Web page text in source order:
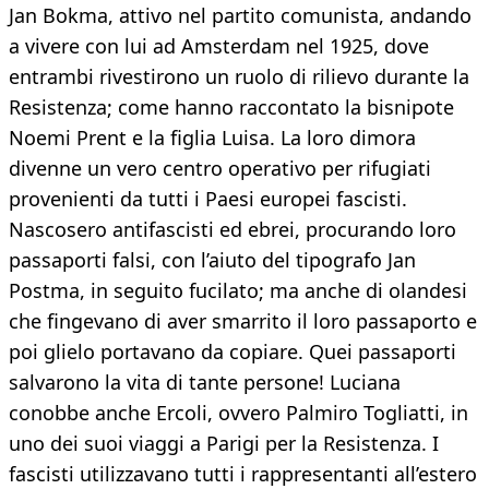
Jan Bokma, attivo nel partito comunista, andando
a vivere con lui ad Amsterdam nel 1925, dove
entrambi rivestirono un ruolo di rilievo durante la
Resistenza; come hanno raccontato la bisnipote
Noemi Prent e la figlia Luisa. La loro dimora
divenne un vero centro operativo per rifugiati
provenienti da tutti i Paesi europei fascisti.
Nascosero antifascisti ed ebrei, procurando loro
passaporti falsi, con l’aiuto del tipografo Jan
Postma, in seguito fucilato; ma anche di olandesi
che fingevano di aver smarrito il loro passaporto e
poi glielo portavano da copiare. Quei passaporti
salvarono la vita di tante persone! Luciana
conobbe anche Ercoli, ovvero Palmiro Togliatti, in
uno dei suoi viaggi a Parigi per la Resistenza. I
fascisti utilizzavano tutti i rappresentanti all’estero